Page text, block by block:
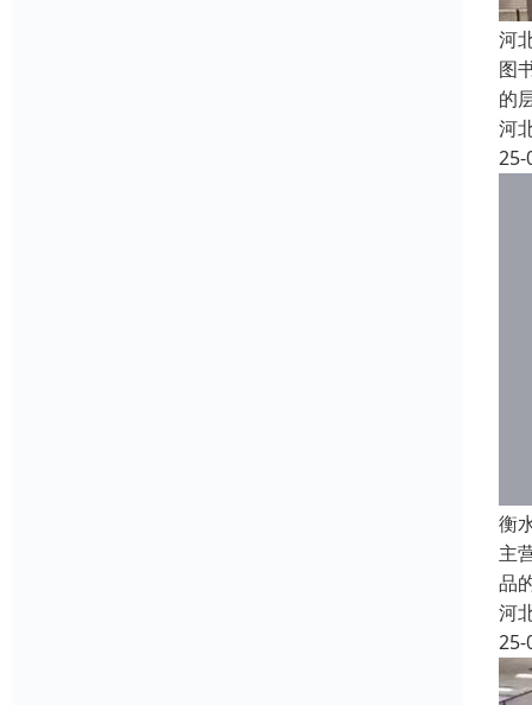
河
图
的
河
25-
衡
主
品
河
25-